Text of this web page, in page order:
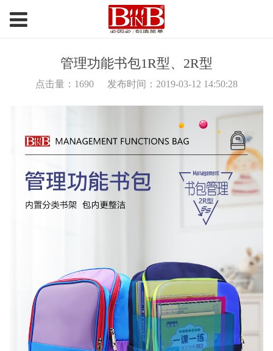
管理功能书包1R型、2R型
点击量： 1690 发布时间：2019-03-12 14:50:28